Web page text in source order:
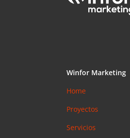
Winfor Marketing
Home
Proyectos
Servicios